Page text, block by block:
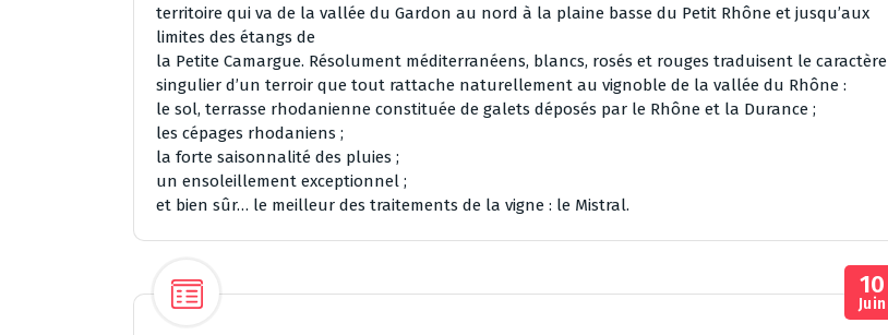
territoire qui va de la vallée du Gardon au nord à la plaine basse du Petit Rhône et jusqu’aux
limites des étangs de
la Petite Camargue. Résolument méditerranéens, blancs, rosés et rouges traduisent le caractère
singulier d’un terroir que tout rattache naturellement au vignoble de la vallée du Rhône :
le sol, terrasse rhodanienne constituée de galets déposés par le Rhône et la Durance ;
les cépages rhodaniens ;
la forte saisonnalité des pluies ;
un ensoleillement exceptionnel ;
et bien sûr… le meilleur des traitements de la vigne : le Mistral.
10
Juin